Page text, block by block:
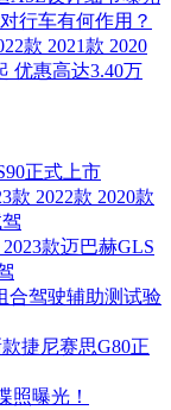
行车有何作用？
款 2021款 2020
优惠高达3.40万
正式上市
款 2022款 2020款
款迈巴赫GLS
合驾驶辅助测试验
捷尼赛思G80正
照曝光！